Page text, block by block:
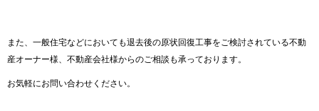
また、一般住宅などにおいても退去後の原状回復工事をご検討されている不動
産オーナー様、不動産会社様からのご相談も承っております。
お気軽にお問い合わせください。